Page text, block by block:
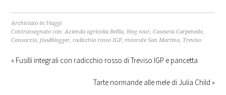
Archiviato in:Viaggi
Contrassegnato con:Azienda agricolia Bellia,blog tour,Casearia Carpenedo,
Consorzio,foodblogger,radicchio rosso IGP,ristorate San Martino, Treviso
« Fusilli integrali con radicchio rosso di Treviso IGP e pancetta
Tarte normande alle mele di Julia Child »